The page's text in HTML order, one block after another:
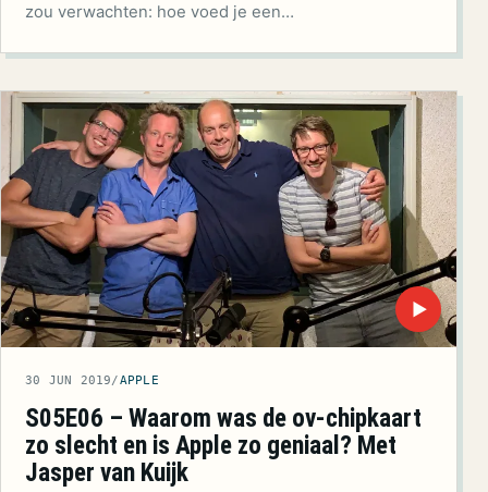
zou verwachten: hoe voed je een…
▶
30 JUN 2019/APPLE
S05E06 – Waarom was de ov-chipkaart
zo slecht en is Apple zo geniaal? Met
Jasper van Kuijk